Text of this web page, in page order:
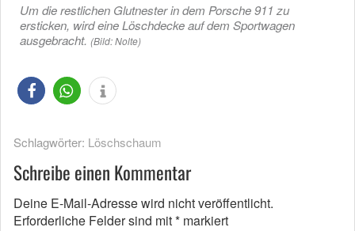
Um die restlichen Glutnester in dem Porsche 911 zu
ersticken, wird eine Löschdecke auf dem Sportwagen
ausgebracht. (Bild: Nolte)
Schlagwörter: Löschschaum
Schreibe einen Kommentar
Deine E-Mail-Adresse wird nicht veröffentlicht.
Erforderliche Felder sind mit* markiert